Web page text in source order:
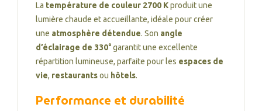
La température de couleur 2700 Kproduit une
lumière chaude et accueillante, idéale pour créer
une atmosphère détendue. Son angle
d’éclairage de 330°garantit une excellente
répartition lumineuse, parfaite pour les espaces de
vie, restaurantsou hôtels.
Performance et durabilité